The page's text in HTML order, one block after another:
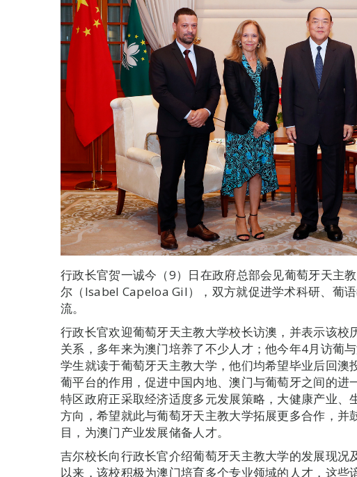
行政长官贺一诚今（9）日在政府总部会见葡萄牙天主
尔（Isabel Capeloa Gil），双方就促进学术科研、葡
流。
行政长官欢迎葡萄牙天主教大学校长访澳，并表示该校
关系，多年来为澳门培养了不少人才；他今年4月访葡
学生就读于葡萄牙天主教大学，他们均希望毕业后回澳
葡平台的作用，促进中国内地、澳门与葡萄牙之间的进
特区政府正采取经济适度多元发展策略，大健康产业、
方向，希望就此与葡萄牙天主教大学拓展更多合作，并
目，为澳门产业发展储备人才。
吉尔校长向行政长官介绍葡萄牙天主教大学的发展现况
以来，该校积极为澳门培育多个专业领域的人才，这些